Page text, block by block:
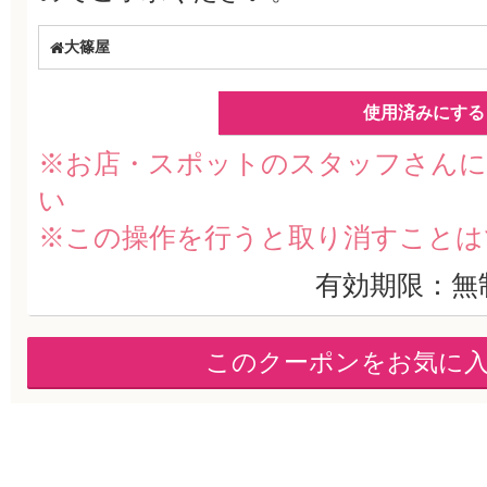
大篠屋
使用済みにする
※お店・スポットのスタッフさん
い
※この操作を行うと取り消すこと
有効期限：無
このクーポンをお気に